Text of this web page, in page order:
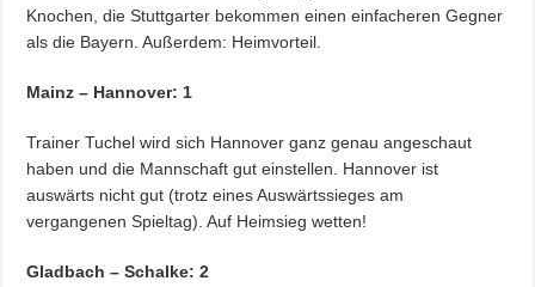
Knochen, die Stuttgarter bekommen einen einfacheren Gegner
als die Bayern. Außerdem: Heimvorteil.
Mainz – Hannover: 1
Trainer Tuchel wird sich Hannover ganz genau angeschaut
haben und die Mannschaft gut einstellen. Hannover ist
auswärts nicht gut (trotz eines Auswärtssieges am
vergangenen Spieltag). Auf Heimsieg wetten!
Gladbach – Schalke: 2